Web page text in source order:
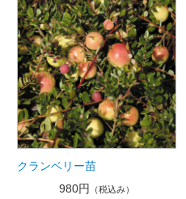
クランベリー苗
980円
（税込み）